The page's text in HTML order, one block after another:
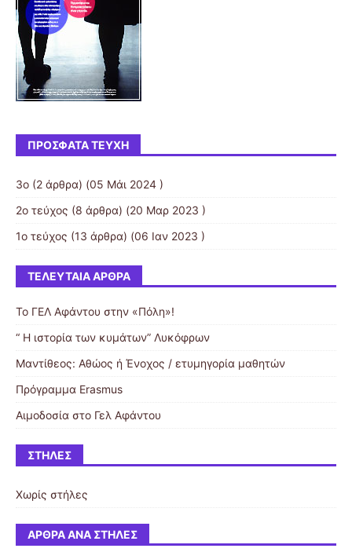
ΠΡΌΣΦΑΤΑ ΤΕΎΧΗ
3ο (2 άρθρα) (05 Μάι 2024 )
2ο τεύχος (8 άρθρα) (20 Μαρ 2023 )
1ο τεύχος (13 άρθρα) (06 Ιαν 2023 )
ΤΕΛΕΥΤΑΊΑ ΆΡΘΡΑ
Το ΓΕΛ Αφάντου στην «Πόλη»!
“ Η ιστορία των κυμάτων” Λυκόφρων
Μαντίθεος: Αθώος ή Ένοχος / ετυμηγορία μαθητών
Πρόγραμμα Erasmus
Αιμοδοσία στο Γελ Αφάντου
ΣΤΉΛΕΣ
Χωρίς στήλες
ΆΡΘΡΑ ΑΝΆ ΣΤΉΛΕΣ